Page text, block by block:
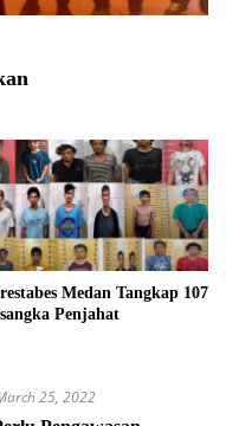
Medan Tangkap 107
Penjahat
25, 2022